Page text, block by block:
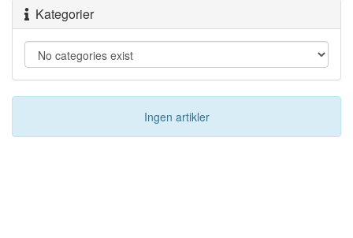
Kategorier
Ingen artikler